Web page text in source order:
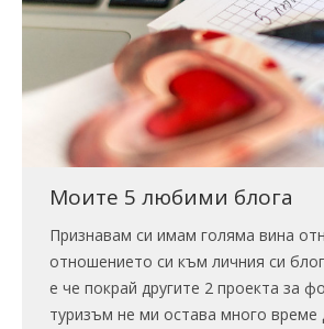
Моите 5 любими блога
Признавам си имам голяма вина
отношението си към личния си
е че покрай другите 2 проекта за
туризъм не ми остава много време